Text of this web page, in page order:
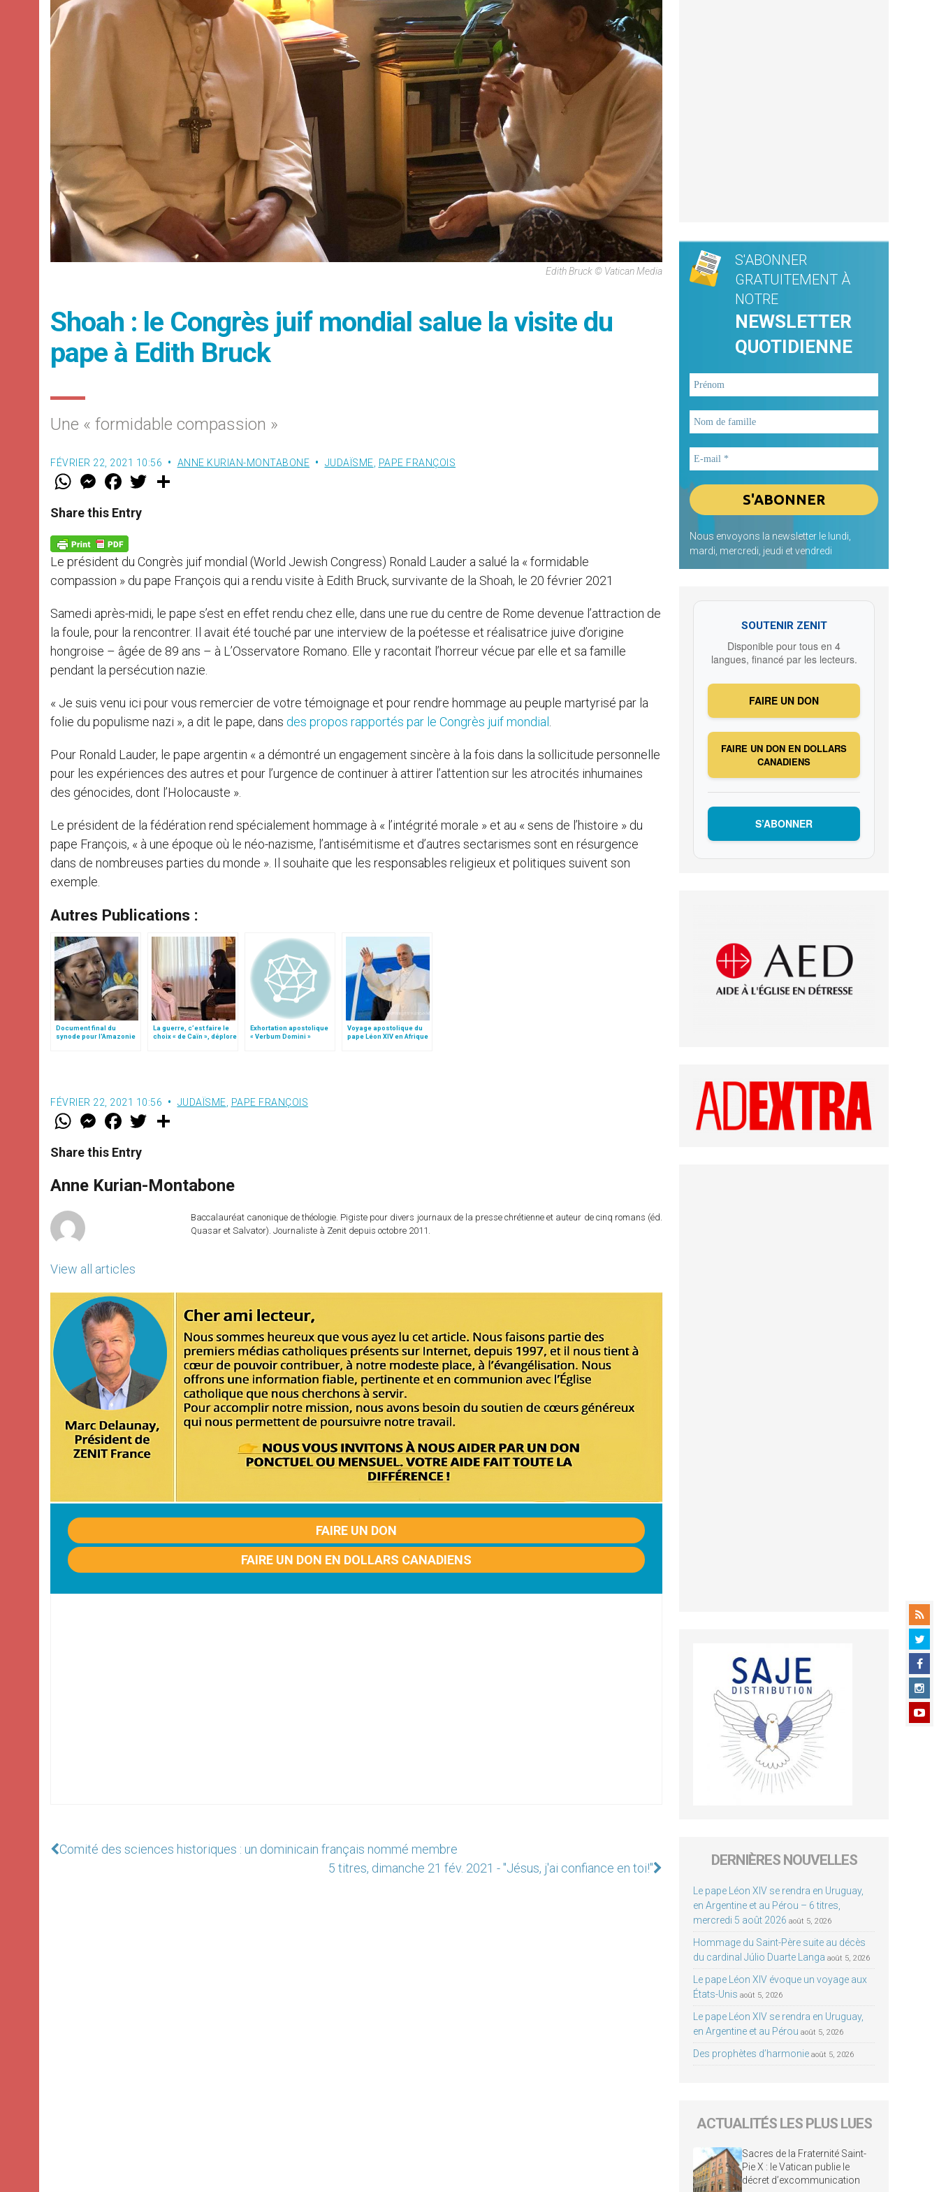
Edith Bruck © Vatican Media
Shoah : le Congrès juif mondial salue la visite du
pape à Edith Bruck
Une « formidable compassion »
FÉVRIER 22, 2021 10:56 ANNE KURIAN-MONTABONE JUDAÏSME PAPE FRANÇOIS
W
t
s
p
p
M
e
s
e
g
e
r
F
a
e
b
k
w
Share this Entry
Le président du Congrès juif mondial (World Jewish Congress) Ronald Lauder a salué la « formidable
compassion » du pape François qui a rendu visite à Edith Bruck, survivante de la Shoah, le 20 février 2021
Samedi après-midi, le pape s’est en effet rendu chez elle, dans une rue du centre de Rome devenue l’attraction de
la foule, pour la rencontrer. Il avait été touché par une interview de la poétesse et réalisatrice juive d’origine
hongroise – âgée de 89 ans – à L’Osservatore Romano. Elle y racontait l’horreur vécue par elle et sa famille
pendant la persécution nazie.
« Je suis venu ici pour vous remercier de votre témoignage et pour rendre hommage au peuple martyrisé par la
folie du populisme nazi », a dit le pape, dans des propos rapportés par le Congrès juif mondial
Pour Ronald Lauder, le pape argentin « a démontré un engagement sincère à la fois dans la sollicitude personnelle
pour les expériences des autres et pour l’urgence de continuer à attirer l’attention sur les atrocités inhumaines
des génocides, dont l’Holocauste ».
Le président de la fédération rend spécialement hommage à « l’intégrité morale » et au « sens de l’histoire » du
pape François, « à une époque où le néo-nazisme, l’antisémitisme et d’autres sectarismes sont en résurgence
dans de nombreuses parties du monde ». Il souhaite que les responsables religieux et politiques suivent son
exemple.
Autres Publications :
Document final du
synode pour l'Amazonie
La guerre, c’est faire le
choix « de Caïn », déplore
Exhortation apostolique
« Verbum Domini »
Voyage apostolique du
pape Léon XIV en Afrique
FÉVRIER 22, 2021 10:56 JUDAÏSME PAPE FRANÇOIS
W
t
s
p
p
M
e
s
e
g
e
F
a
e
b
o
k
w
r
Share this Entry
Anne Kurian-Montabone
View all articles
Baccalauréat canonique de théologie. Pigiste pour divers journaux de la presse chrétienne et auteur de cinq romans (éd.
Quasar et Salvator). Journaliste à Zenit depuis octobre 2011.
FAIRE UN DON
FAIRE UN DON EN DOLLARS CANADIENS
Comité des sciences historiques : un dominicain français nommé membre
5 titres, dimanche 21 fév. 2021 - "Jésus, j'ai confiance en toi!"
S'ABONNER
GRATUITEMENT À
NOTRE
NEWSLETTER
QUOTIDIENNE
Nous envoyons la newsletter le lundi,
mardi, mercredi, jeudi et vendredi
SOUTENIR ZENIT
Disponible pour tous en 4
langues, financé par les lecteurs.
FAIRE UN DON
FAIRE UN DON EN DOLLARS
CANADIENS
S’ABONNER
DERNIÈRES NOUVELLES
Le pape Léon XIV se rendra en Uruguay,
en Argentine et au Pérou – 6 titres,
mercredi 5 août 2026 août 5, 2026
Hommage du Saint-Père suite au décès
du cardinal Júlio Duarte Langa août 5, 2026
Le pape Léon XIV évoque un voyage aux
États-Unis août 5, 2026
Le pape Léon XIV se rendra en Uruguay,
en Argentine et au Pérou août 5, 2026
Des prophètes d’harmonie août 5, 2026
ACTUALITÉS LES PLUS LUES
Sacres de la Fraternité Saint-
Pie X : le Vatican publie le
décret d’excommunication